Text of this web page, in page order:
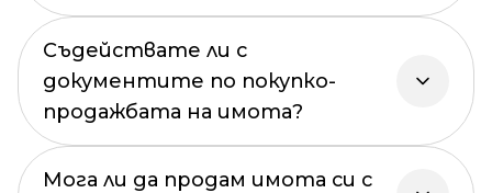
Съдействате ли с
документите по покупко-
продажбата на имота?
Мога ли да продам имота си с